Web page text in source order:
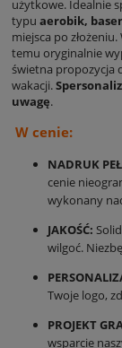
użytkowe. Idealnie
typu aerobik,
miejsca po
temu oryginalnie
świetna propozycja
wakacji.
uwagę.
W cenie:
NADRUK
cenie
wykonany
JAKOŚĆ:
wilgoć.
Twoje logo,
PROJEKT
wsparcie